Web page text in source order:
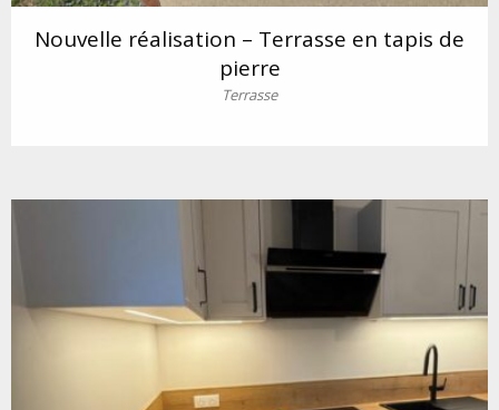
Nouvelle réalisation – Terrasse en tapis de
pierre
Terrasse